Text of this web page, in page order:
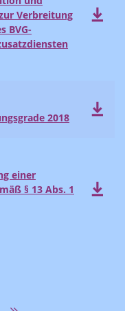
Verbreitung
BVG-
2018
einer
§ 13 Abs. 1